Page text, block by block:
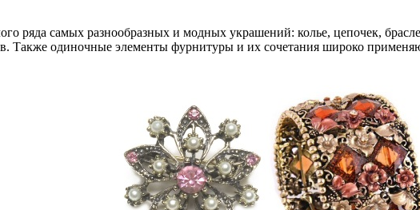
ряда самых разнообразных и модных украшений: колье, цепочек,
Также одиночные элементы фурнитуры и их сочетания широко